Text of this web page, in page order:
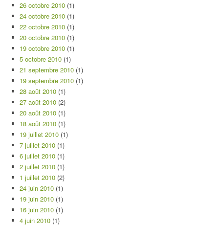
26 octobre 2010 (1)
24 octobre 2010 (1)
22 octobre 2010 (1)
20 octobre 2010 (1)
19 octobre 2010 (1)
5 octobre 2010 (1)
21 septembre 2010 (1)
19 septembre 2010 (1)
28 août 2010 (1)
27 août 2010 (2)
20 août 2010 (1)
18 août 2010 (1)
19 juillet 2010 (1)
7 juillet 2010 (1)
6 juillet 2010 (1)
2 juillet 2010 (1)
1 juillet 2010 (2)
24 juin 2010 (1)
19 juin 2010 (1)
16 juin 2010 (1)
4 juin 2010 (1)